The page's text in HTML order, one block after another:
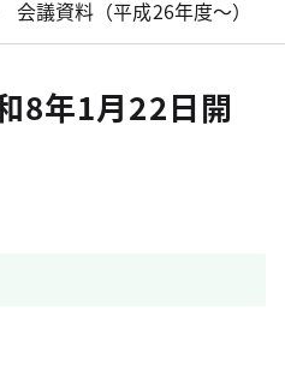
議資料（平成26年度～）
8年1月22日開